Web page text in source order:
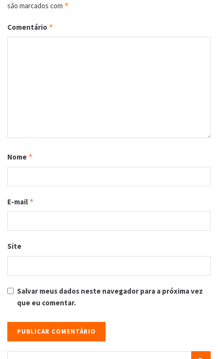
são marcados com *
Comentário *
Nome *
E-mail *
Site
Salvar meus dados neste navegador para a próxima vez
que eu comentar.